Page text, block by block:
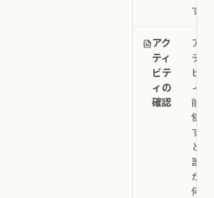
す。
アク
ティ
ビテ
ィの
確認
アク
ティ
ビテ
ィ機
能を
使用
する
と、
誰
が、
何を